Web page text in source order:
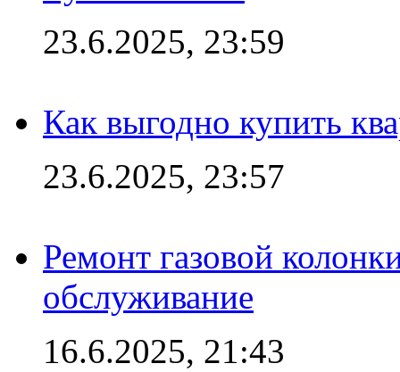
23.6.2025, 23:59
Как выгодно купить
23.6.2025, 23:57
Ремонт газовой
обслуживание
16.6.2025, 21:43